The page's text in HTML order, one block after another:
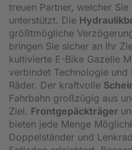
treuen Partner, welcher
unterstützt. Die
größtmögliche
bringen Sie sicher an Ihr
kultivierte E-Bike Gazelle
verbindet Technologie
Räder. Der kraftvolle
Fahrbahn großzügig aus
Ziel. Frontgepäckträger
bieten jede Menge
Doppelständer und